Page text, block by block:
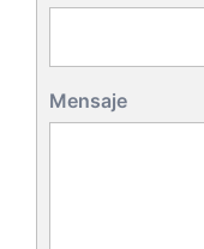
Mensaje